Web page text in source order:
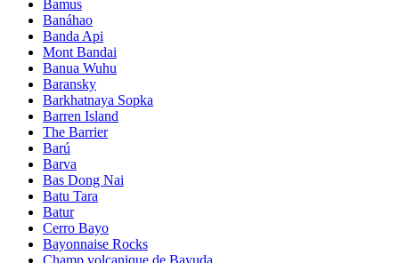
Bamus
Banáhao
Banda Api
Mont Bandai
Banua Wuhu
Baransky
Barkhatnaya Sopka
Barren Island
The Barrier
Barú
Barva
Bas Dong Nai
Batu Tara
Batur
Cerro Bayo
Bayonnaise Rocks
Champ volcanique de Bayuda